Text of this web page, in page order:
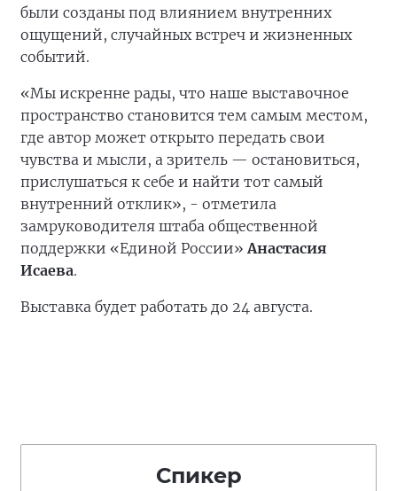
были созданы под влиянием внутренних
ощущений, случайных встреч и жизненных
событий.
«Мы искренне рады, что наше выставочное
пространство становится тем самым местом,
где автор может открыто передать свои
чувства и мысли, а зритель — остановиться,
прислушаться к себе и найти тот самый
внутренний отклик», - отметила
замруководителя штаба общественной
поддержки «Единой России»Анастасия
Исаева.
Выставка будет работать до 24 августа.
Спикер